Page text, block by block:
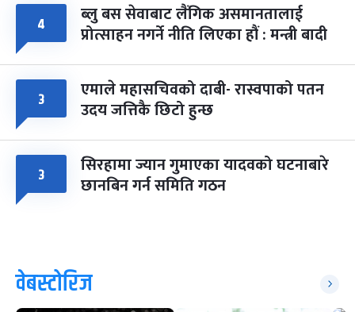
४ ब्लु बस सेवाबाट लैंगिक असमानतालाई
प्रोत्साहन नगर्ने नीति लिएका हौं : मन्त्री बादी
३ एमाले महासचिवको दाबी- रास्वपाको पतन
उदय जत्तिकै छिटो हुन्छ
३ सिरहामा ज्यान गुमाएका यादवको घटनाबारे
छानबिन गर्न समिति गठन
वेबस्टोरिज